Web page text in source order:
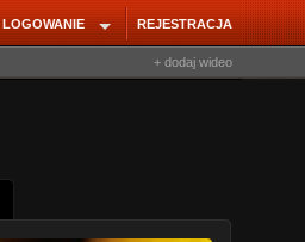
LOGOWANIE REJESTRACJA
+ dodaj wideo